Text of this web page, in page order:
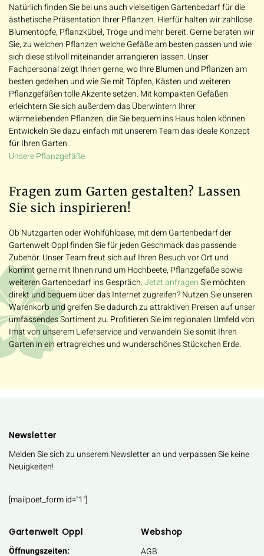
Natürlich finden Sie bei uns auch vielseitigen Gartenbedarf für die
ästhetische Präsentation Ihrer Pflanzen. Hierfür halten wir zahllose
Blumentöpfe, Pflanzkübel, Tröge und mehr bereit. Gerne beraten wir
Sie, zu welchen Pflanzen welche Gefäße am besten passen und wie
sich diese stilvoll miteinander arrangieren lassen. Unser
Fachpersonal zeigt Ihnen gerne, wo Ihre Blumen und Pflanzen am
besten gedeihen und wie Sie mit Töpfen, Kästen und weiteren
Pflanzgefäßen tolle Akzente setzen. Mit kompakten Gefäßen
erleichtern Sie sich außerdem das Überwintern Ihrer
wärmeliebenden Pflanzen, die Sie bequem ins Haus holen können.
Entwickeln Sie dazu einfach mit unserem Team das ideale Konzept
für Ihren Garten.
Unsere Pflanzgefäße
Fragen zum Garten gestalten? Lassen
Sie sich inspirieren!
Ob Nutzgarten oder Wohlfühloase, mit dem Gartenbedarf der
Gartenwelt Oppl finden Sie für jeden Geschmack das passende
Zubehör. Unser Team freut sich auf Ihren Besuch vor Ort und
kommt gerne mit Ihnen rund um Hochbeete, Pflanzgefäße sowie
weiteren Gartenbedarf ins Gespräch.Jetzt anfragenSie möchten
direkt und bequem über das Internet zugreifen? Nutzen Sie unseren
Warenkorb und greifen Sie dadurch zu attraktiven Preisen auf unser
umfassendes Sortiment zu. Profitieren Sie im regionalen Umfeld von
Imst von unserem Lieferservice und verwandeln Sie somit Ihren
Garten in ein ertragreiches und wunderschönes Stückchen Erde.
Newsletter
Melden Sie sich zu unserem Newsletter an und verpassen Sie keine
Neuigkeiten!
[mailpoet_form id="1"]
Gartenwelt Oppl
Öffnungszeiten:
Webshop
AGB